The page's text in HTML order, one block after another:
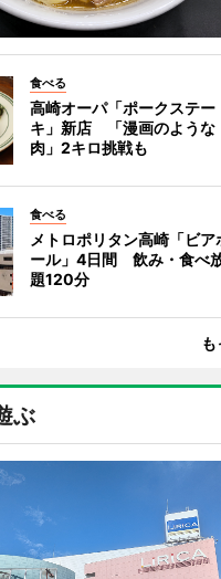
食べる
高崎オーパ「ポークステー
キ」新店 「漫画のような
肉」2キロ挑戦も
食べる
メトロポリタン高崎「ビア
ール」4日間 飲み・食べ
題120分
ぶ